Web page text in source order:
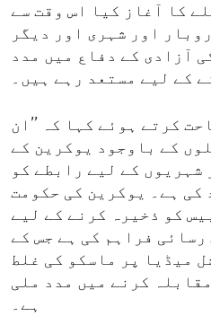
کا آغاز کیا اس وقت سے
اور شہری اور دیگر
آزادی کے دفاع میں مدد
کے لیے مستعد رہے ہیں۔
کرتے ہوئے کہا کہ ’’ان
کے باوجود یوکرین کے
شہریوں کے لیے رابطے کو
کی ہے۔ یوکرین کی حکومت
کو ذخیرہ کرنے کے لیے
رسائی فراہم کی ہے جس کے
میڈیا پر ماسکو کی غلط
کرنے میں مدد ملی
ہے۔